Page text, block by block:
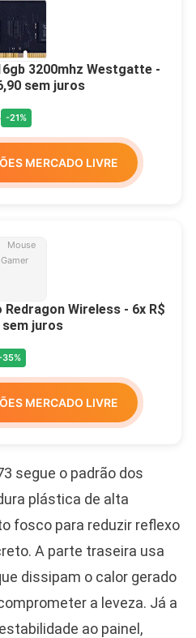
3200mhz Westgatte -
sem juros
-21%
MERCADO LIVRE
Redragon Wireless - 6x R$
sem juros
35%
MERCADO LIVRE
segue o padrão dos
plástica de alta
fosco para reduzir reflexo
A parte traseira usa
dissipam o calor gerado
a leveza. Já a
ao painel,